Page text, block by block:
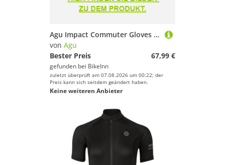
Agu Impact Commuter Gloves Schwarz S
von Agu
Bester Preis
67,99 €
gefunden bei BikeInn
zuletzt überprüft am 07.08.2026 um 00:22; der
Preis kann sich seitdem geändert haben.
Keine weiteren Anbieter